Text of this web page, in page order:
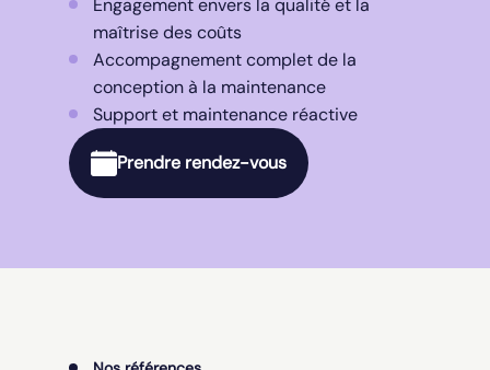
Engagement envers la qualité et la
maîtrise des coûts
Accompagnement complet de la
conception à la maintenance
Support et maintenance réactive
Prendre rendez-vous